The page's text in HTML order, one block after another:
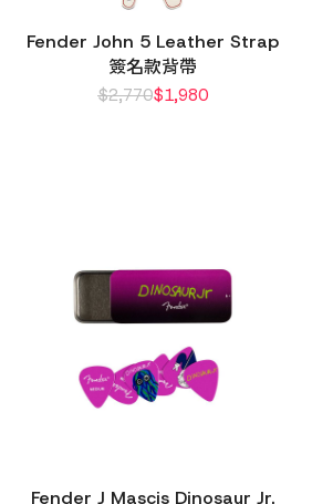
Fender John 5 Leather Strap
簽名款背帶
$2,770$1,980
Fender J Mascis Dinosaur Jr.